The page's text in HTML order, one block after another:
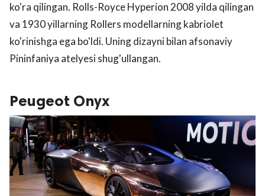
ko'ra qilingan. Rolls-Royce Hyperion 2008 yilda qilingan
va 1930 yillarning Rollers modellarning kabriolet
ko'rinishga ega bo'ldi. Uning dizayni bilan afsonaviy
Pininfaniya atelyesi shug'ullangan.
Peugeot Onyx